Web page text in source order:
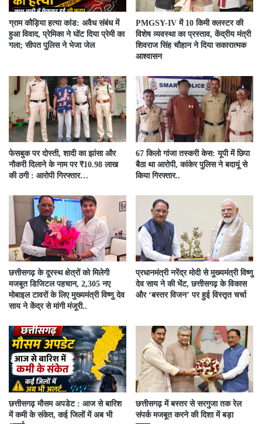
ग्राम कौड़िया हत्या कांड: अवैध संबंध में
हुआ विवाद, प्रेमिका ने घोंट दिया प्रेमी का
गला; सीपत पुलिस ने भेजा जेल
PMGSY-IV में 10 किमी क्लस्टर की
विशेष व्यवस्था का प्रस्ताव, केंद्रीय मंत्री
शिवराज सिंह चौहान ने दिया सकारात्मक
आश्वासन
फेसबुक पर दोस्ती, शादी का झांसा और
नौकरी दिलाने के नाम पर ₹10.98 लाख
की ठगी : आरोपी गिरफ्तार…
67 किलो गांजा तस्करी केस: यूपी में छिपा
बैठा था आरोपी, कांकेर पुलिस ने बदायूं से
किया गिरफ्तार..
छत्तीसगढ़ के दूरस्थ क्षेत्रों को मिलेगी
मजबूत डिजिटल पहचान, 2,305 नए
मोबाइल टावरों के लिए मुख्यमंत्री विष्णु देव
साय ने केंद्र से मांगी मंजूरी..
प्रधानमंत्री नरेंद्र मोदी से मुख्यमंत्री विष्णु
देव साय ने की भेंट, छत्तीसगढ़ के विकास
और ‘बस्तर विजन’ पर हुई विस्तृत चर्चा
छत्तीसगढ़ मौसम अपडेट : आज से बारिश
में कमी के संकेत, कई जिलों में अब भी
छत्तीसगढ़ में बस्तर से सरगुजा तक रेल
संपर्क मजबूत करने की दिशा में बड़ा